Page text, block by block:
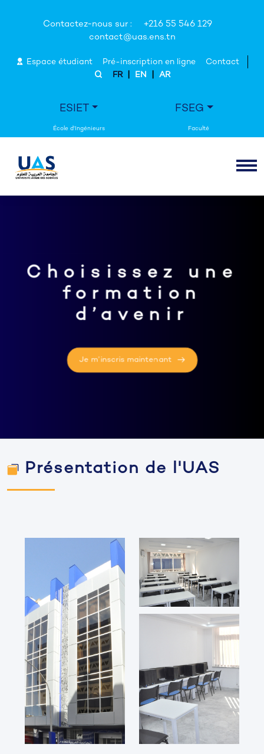
Contactez-nous sur :
+216 55 546 129
contact@uas.ens.tn
Espace étudiant Pré-inscription en ligne
Contact
FR
EN AR
ESIET FSEG
Choisissez une
formation
d’avenir
Je m’inscris maintenant
Présentation de l'UAS